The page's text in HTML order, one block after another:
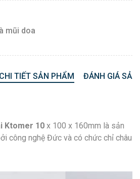
mũi doa
CHI TIẾT SẢN PHẨM ĐÁNH GIÁ
Ktomer 10 x 100 x 160mm là sản
công nghệ Đức và có chức chỉ châu